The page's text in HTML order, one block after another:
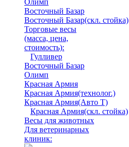
Олимп
Восточный Базар
Восточный Базар(скл. стойка)
Торговые весы
(масса, цена,
стоимость):
Гулливер
Восточный Базар
Олимп
Красная Армия
Красная Армия(технолог.)
Красная Армия(Авто Т)
Красная Армия(скл. стойка)
Весы для животных
Для ветеринарных
клиник: